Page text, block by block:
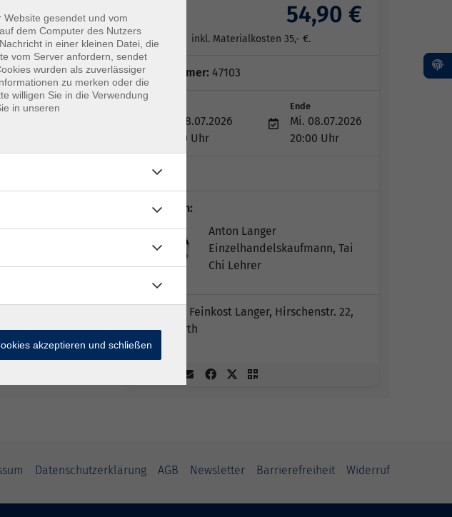
Vor
54,90 €
inkl. Materialkosten 35,- €.
Kursnummer: 47103
Mi. 08.07.2026
18:00 Uhr
Ende
Mi. 08.07.2026
20:00 Uhr
1 Termin
Dozent*in:
Anton Langer
Einzelhandelskaufmann, Tai
Chi Lehrer
Käse und Feinkost Langer, Hirschenstr. 22,
90762 Fürth
Datenschutzerklärung AGB Newsletter Barrierefreiheit Widerruf
gesendet und vom
dem Computer des Nutzers
in einer kleinen Datei, die
vom Server anfordern, sendet
wurden als zuverlässiger
zu merken oder die
willigen Sie in die Verwendung
in unseren
akzeptieren und schließen